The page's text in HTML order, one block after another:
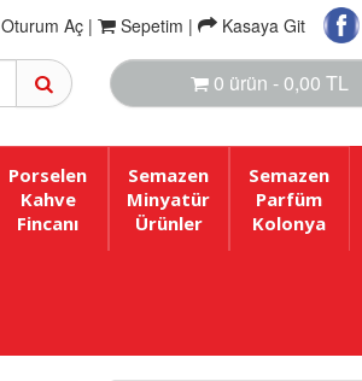
Oturum Aç | Sepetim | Kasaya Git
0 ürün - 0,00 TL
Porselen
Kahve
Fincanı
Semazen
Minyatür
Ürünler
Semazen
Parfüm
Kolonya